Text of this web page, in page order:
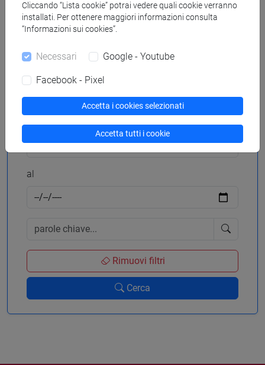
Cerca in agenda
dal
al
Rimuovi filtri
Cerca
Cliccando “Lista cookie” potrai vedere quali cookie verranno
installati. Per ottenere maggiori informazioni consulta
“Informazioni sui cookies”.
Necessari Google - Youtube
Facebook - Pixel
Accetta i cookies selezionati
Accetta tutti i cookie